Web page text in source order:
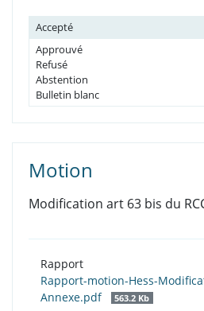
Accepté
Approuvé
Refusé
Abstention
Bulletin blanc
Motion
Modification art 63 bis du
Rapport
Rapport-motion-Hess-
Annexe.pdf
563.2 Kb